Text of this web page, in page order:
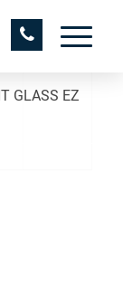
GLASS EZ